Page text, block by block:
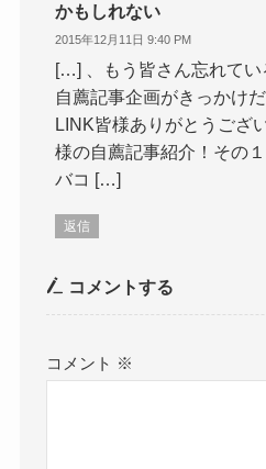
かもしれない
2015年12月11日 9:40 PM
[…] 、もう皆さん忘れてい
自薦記事企画がきっかけ
LINK皆様ありがとうござ
様の自薦記事紹介！その
バコ […]
返信
コメントする
コメント ※